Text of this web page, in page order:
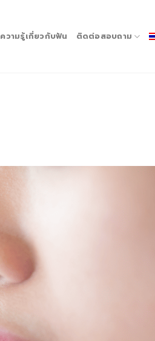
ความรู้เกี่ยวกับฟัน ติดต่อสอบถาม